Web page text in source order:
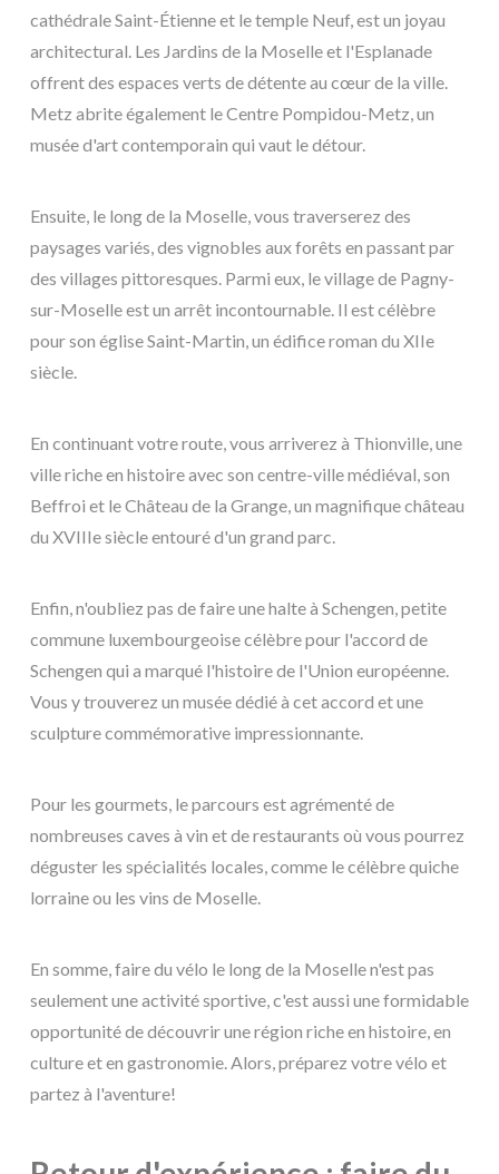
cathédrale Saint-Étienne et le temple Neuf, est un joyau
architectural. Les Jardins de la Moselle et l'Esplanade
offrent des espaces verts de détente au cœur de la ville.
Metz abrite également le Centre Pompidou-Metz, un
musée d'art contemporain qui vaut le détour.
Ensuite, le long de la Moselle, vous traverserez des
paysages variés, des vignobles aux forêts en passant par
des villages pittoresques. Parmi eux, le village de Pagny-
sur-Moselle est un arrêt incontournable. Il est célèbre
pour son église Saint-Martin, un édifice roman du XIIe
siècle.
En continuant votre route, vous arriverez à Thionville, une
ville riche en histoire avec son centre-ville médiéval, son
Beffroi et le Château de la Grange, un magnifique château
du XVIIIe siècle entouré d'un grand parc.
Enfin, n'oubliez pas de faire une halte à Schengen, petite
commune luxembourgeoise célèbre pour l'accord de
Schengen qui a marqué l'histoire de l'Union européenne.
Vous y trouverez un musée dédié à cet accord et une
sculpture commémorative impressionnante.
Pour les gourmets, le parcours est agrémenté de
nombreuses caves à vin et de restaurants où vous pourrez
déguster les spécialités locales, comme le célèbre quiche
lorraine ou les vins de Moselle.
En somme, faire du vélo le long de la Moselle n'est pas
seulement une activité sportive, c'est aussi une formidable
opportunité de découvrir une région riche en histoire, en
culture et en gastronomie. Alors, préparez votre vélo et
partez à l'aventure!